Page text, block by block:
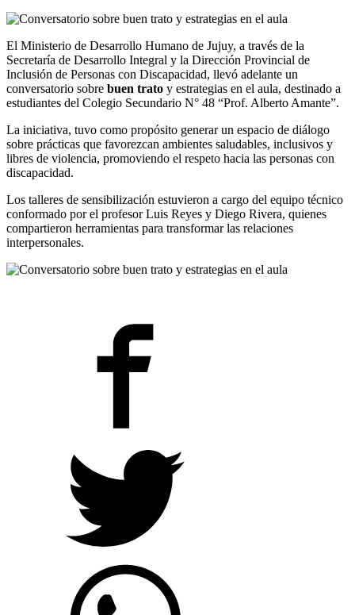
El Ministerio de Desarrollo Humano de Jujuy, a través de la
Secretaría de Desarrollo Integral y la Dirección Provincial de
Inclusión de Personas con Discapacidad, llevó adelante un
conversatorio sobre buen trato y estrategias en el aula, destinado a
estudiantes del Colegio Secundario N° 48 “Prof. Alberto Amante”.
La iniciativa, tuvo como propósito generar un espacio de diálogo
sobre prácticas que favorezcan ambientes saludables, inclusivos y
libres de violencia, promoviendo el respeto hacia las personas con
discapacidad.
Los talleres de sensibilización estuvieron a cargo del equipo técnico
conformado por el profesor Luis Reyes y Diego Rivera, quienes
compartieron herramientas para transformar las relaciones
interpersonales.